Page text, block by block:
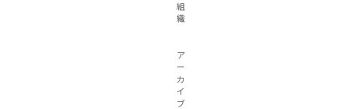
組
織
ア
ー
カ
イ
ブ